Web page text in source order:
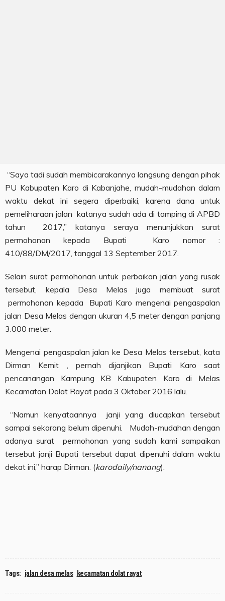
“Saya tadi sudah membicarakannya langsung dengan pihak
PU Kabupaten Karo di Kabanjahe, mudah-mudahan dalam
waktu dekat ini segera diperbaiki, karena dana untuk
pemeliharaan jalan katanya sudah ada di tamping di APBD
tahun 2017,” katanya seraya menunjukkan surat
permohonan kepada Bupati Karo nomor :
410/88/DM/2017, tanggal 13 September 2017.
Selain surat permohonan untuk perbaikan jalan yang rusak
tersebut, kepala Desa Melas juga membuat surat
permohonan kepada Bupati Karo mengenai pengaspalan
jalan Desa Melas dengan ukuran 4,5 meter dengan panjang
3.000 meter.
Mengenai pengaspalan jalan ke Desa Melas tersebut, kata
Dirman Kemit , pernah dijanjikan Bupati Karo saat
pencanangan Kampung KB Kabupaten Karo di Melas
Kecamatan Dolat Rayat pada 3 Oktober 2016 lalu.
“Namun kenyataannya janji yang diucapkan tersebut
sampai sekarang belum dipenuhi. Mudah-mudahan dengan
adanya surat permohonan yang sudah kami sampaikan
tersebut janji Bupati tersebut dapat dipenuhi dalam waktu
dekat ini,” harap Dirman. (karodaily/nanang).
Tags: jalan desa melas kecamatan dolat rayat